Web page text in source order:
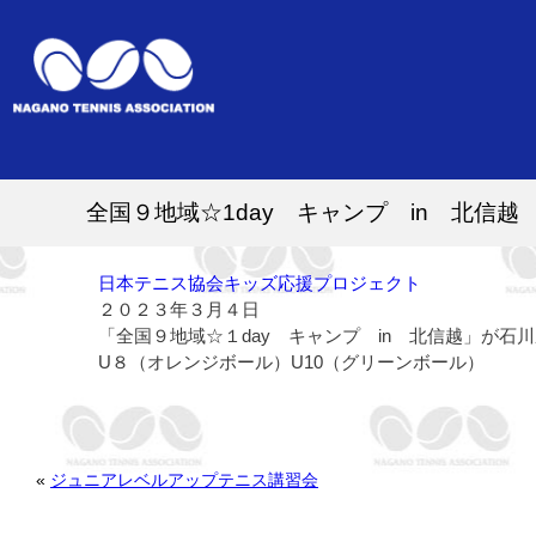
全国９地域☆1day キャンプ in 北信越
日本テニス協会キッズ応援プロジェクト
２０２３年３月４日
「全国９地域☆１day キャンプ in 北信越」が石川
U８（オレンジボール）U10（グリーンボール）
« ジュニアレベルアップテニス講習会